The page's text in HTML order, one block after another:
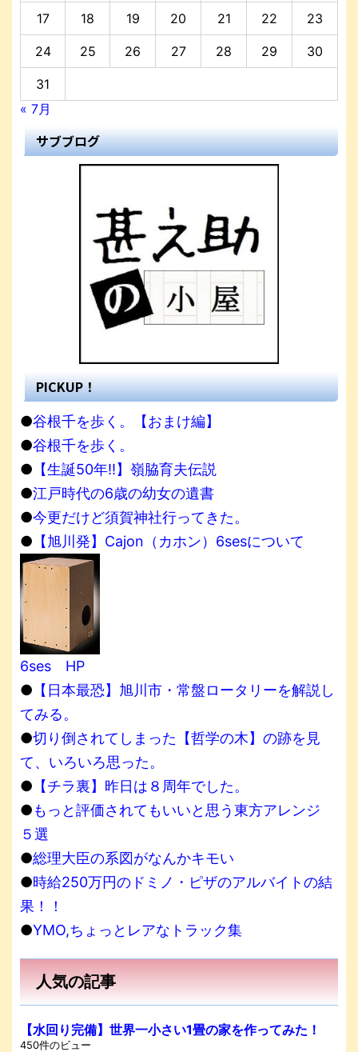
17 18 19 20 21 22 23
24 25 26 27 28 29 30
31
« 7月
サブブログ
PICKUP！
●谷根千を歩く。【おまけ編】
●谷根千を歩く。
● 【生誕50年!!】嶺脇育夫伝説
●江戸時代の6歳の幼女の遺書
●今更だけど須賀神社行ってきた。
● 【旭川発】Cajon（カホン）6sesについて
6ses HP
● 【日本最恐】旭川市・常盤ロータリーを解説し
てみる。
●切り倒されてしまった【哲学の木】の跡を見
て、いろいろ思った。
● 【チラ裏】昨日は８周年でした。
●もっと評価されてもいいと思う東方アレンジ
５選
●総理大臣の系図がなんかキモい
●時給250万円のドミノ・ピザのアルバイトの結
果！！
●YMO,ちょっとレアなトラック集
人気の記事
【水回り完備】世界一小さい1畳の家を作ってみた！
450件のビュー